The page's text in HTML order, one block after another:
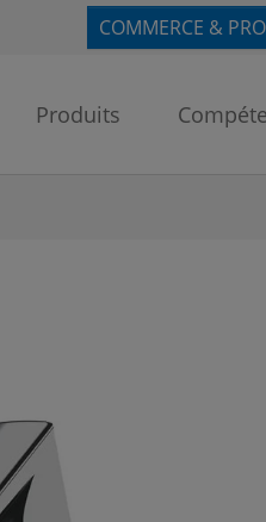
COMMERCE &
Produits